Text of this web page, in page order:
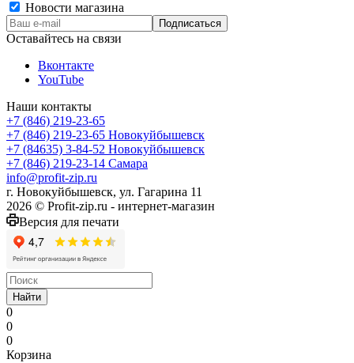
Новости магазина
Оставайтесь на связи
Вконтакте
YouTube
Наши контакты
+7 (846) 219-23-65
+7 (846) 219-23-65 Новокуйбышевск
+7 (84635) 3-84-52 Новокуйбышевск
+7 (846) 219-23-14 Самара
info@profit-zip.ru
г. Новокуйбышевск, ул. Гагарина 11
2026 © Profit-zip.ru - интернет-магазин
Версия для печати
Найти
0
0
0
Корзина